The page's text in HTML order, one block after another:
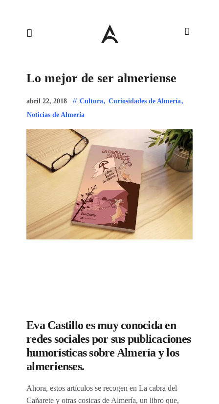
Lo mejor de ser almeriense
abril 22, 2018 Cultura, Curiosidades de Almería,
Noticias de Almería
Eva Castillo es muy conocida en
redes sociales por sus publicaciones
humorísticas sobre Almería y los
almerienses.
Ahora, estos artículos se recogen en La cabra del
Cañarete y otras cosicas de Almería, un libro que,